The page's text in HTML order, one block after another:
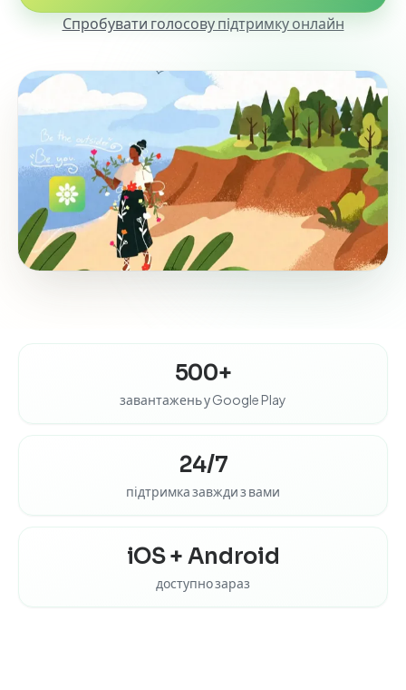
Спробувати голосову підтримку онлайн
500+
завантажень у Google Play
24/7
підтримка завжди з вами
iOS + Android
доступно зараз